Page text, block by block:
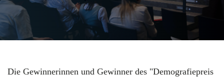
Die Gewinnerinnen und Gewinner des "Demografiepreis